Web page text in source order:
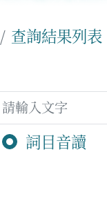
查詢結果列表
詞目音讀